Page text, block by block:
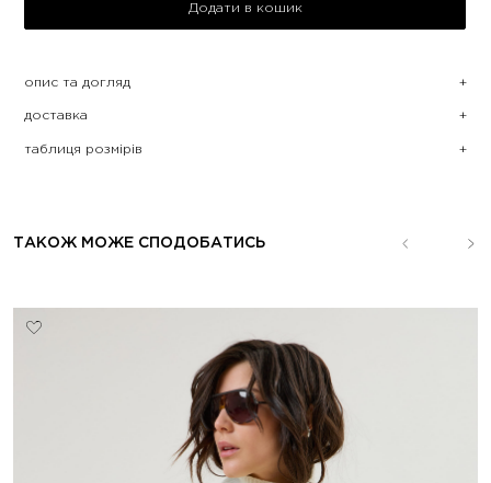
Додати в кошик
опис та догляд
доставка
таблиця розмірів
ТАКОЖ МОЖЕ СПОДОБАТИСЬ